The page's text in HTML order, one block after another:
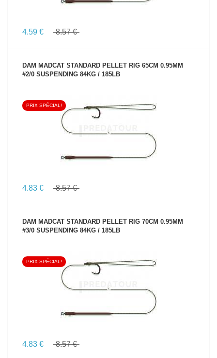
4.59 € 8.57 €
DAM MADCAT STANDARD PELLET RIG 65CM 0.95MM
#2/0 SUSPENDING 84KG / 185LB
VOIR LE PRODUIT
PRIX SPÉCIAL!
4.83 € 8.57 €
DAM MADCAT STANDARD PELLET RIG 70CM 0.95MM
#3/0 SUSPENDING 84KG / 185LB
VOIR LE PRODUIT
PRIX SPÉCIAL!
4.83 € 8.57 €